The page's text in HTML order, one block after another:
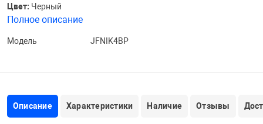
Цвет: Черный
Полное описание
Модель JFNIK4BP
Описание Характеристики Наличие Отзывы